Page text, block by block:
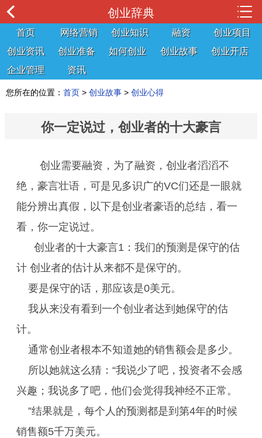
创业辞典
首页 网络营销 创业知识 融资
创业项目
创业资讯
创业准备 如何创业 创业故事
创业开店
企业管理
资讯
您所在的位置： 首页 > 创业故事 > 创业心得
你一定说过，创业者的十大豪言
创业需要融资，为了融资，创业者滔滔不
绝，豪言壮语，可是见多识广的VC们还是一眼就
能分辨出真假，以下是创业者豪语的总结，看一
看，你一定说过。
创业者的十大豪言1：我们的预测是保守的估
计 创业者的估计从来都不是保守的。
要是保守的话，那应该是0美元。
我从来没有看到一个创业者达到她保守的估
计。
通常创业者根本不知道她的销售额会是多少。
所以她就这么猜：“我说少了吧，投资者不会感
兴趣；我说多了吧，他们会觉得我神经不正常。
”结果就是，每个人的预测都是到第4年的时候
销售额5千万美元。